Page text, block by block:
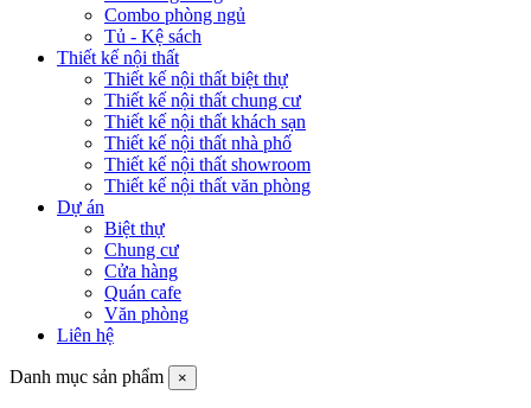
Combo phòng ngủ
Tủ - Kệ sách
Thiết kế nội thất
Thiết kế nội thất biệt thự
Thiết kế nội thất chung cư
Thiết kế nội thất khách sạn
Thiết kế nội thất nhà phố
Thiết kế nội thất showroom
Thiết kế nội thất văn phòng
Dự án
Biệt thự
Chung cư
Cửa hàng
Quán cafe
Văn phòng
Liên hệ
Danh mục sản phẩm ×